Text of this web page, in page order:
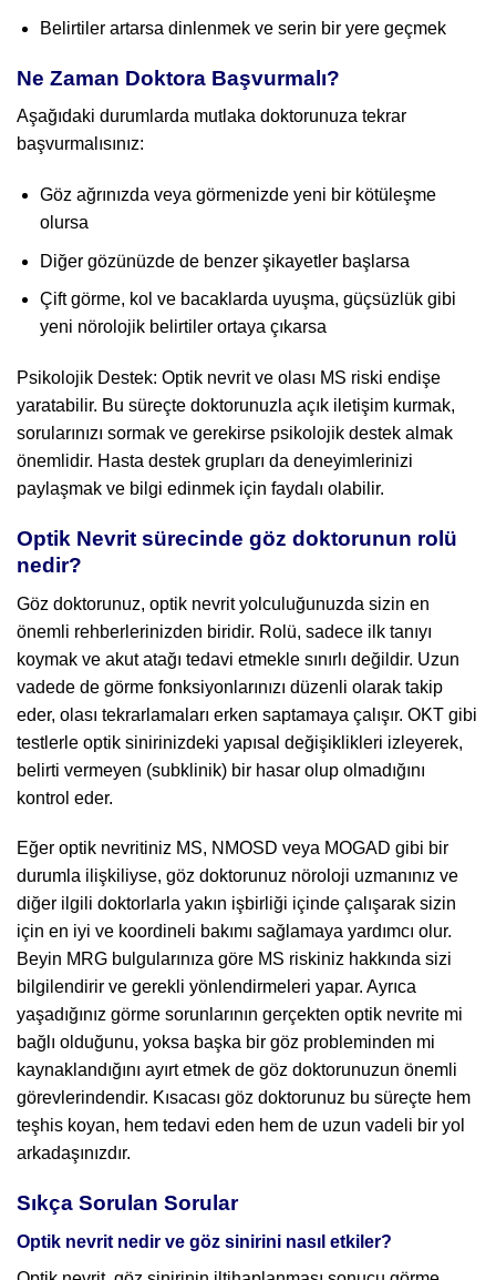
Belirtiler artarsa dinlenmek ve serin bir yere geçmek
Ne Zaman Doktora Başvurmalı?
Aşağıdaki durumlarda mutlaka doktorunuza tekrar
başvurmalısınız:
Göz ağrınızda veya görmenizde yeni bir kötüleşme
olursa
Diğer gözünüzde de benzer şikayetler başlarsa
Çift görme, kol ve bacaklarda uyuşma, güçsüzlük gibi
yeni nörolojik belirtiler ortaya çıkarsa
Psikolojik Destek: Optik nevrit ve olası MS riski endişe
yaratabilir. Bu süreçte doktorunuzla açık iletişim kurmak,
sorularınızı sormak ve gerekirse psikolojik destek almak
önemlidir. Hasta destek grupları da deneyimlerinizi
paylaşmak ve bilgi edinmek için faydalı olabilir.
Optik Nevrit sürecinde göz doktorunun rolü
nedir?
Göz doktorunuz, optik nevrit yolculuğunuzda sizin en
önemli rehberlerinizden biridir. Rolü, sadece ilk tanıyı
koymak ve akut atağı tedavi etmekle sınırlı değildir. Uzun
vadede de görme fonksiyonlarınızı düzenli olarak takip
eder, olası tekrarlamaları erken saptamaya çalışır. OKT gibi
testlerle optik sinirinizdeki yapısal değişiklikleri izleyerek,
belirti vermeyen (subklinik) bir hasar olup olmadığını
kontrol eder.
Eğer optik nevritiniz MS, NMOSD veya MOGAD gibi bir
durumla ilişkiliyse, göz doktorunuz nöroloji uzmanınız ve
diğer ilgili doktorlarla yakın işbirliği içinde çalışarak sizin
için en iyi ve koordineli bakımı sağlamaya yardımcı olur.
Beyin MRG bulgularınıza göre MS riskiniz hakkında sizi
bilgilendirir ve gerekli yönlendirmeleri yapar. Ayrıca
yaşadığınız görme sorunlarının gerçekten optik nevrite mi
bağlı olduğunu, yoksa başka bir göz probleminden mi
kaynaklandığını ayırt etmek de göz doktorunuzun önemli
görevlerindendir. Kısacası göz doktorunuz bu süreçte hem
teşhis koyan, hem tedavi eden hem de uzun vadeli bir yol
arkadaşınızdır.
Sıkça Sorulan Sorular
Optik nevrit nedir ve göz sinirini nasıl etkiler?